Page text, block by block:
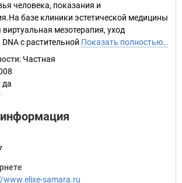
человека, показания и
базе клиники эстетической медицины
виртуальная мезотерапия, уход
с растительной Показать полностью…
: Частная
: да
www.elixe-samara.ru